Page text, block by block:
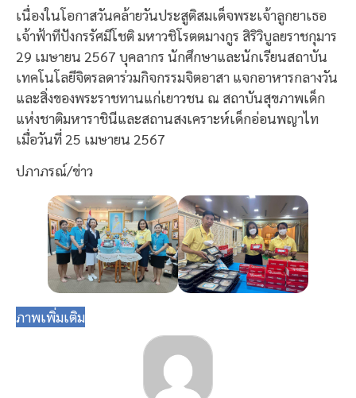
เนื่องในโอกาสวันคล้ายวันประสูติสมเด็จพระเจ้าลูกยาเธอ
เจ้าฟ้าทีปังกรรัศมีโชติ มหาวชิโรตตมางกูร สิริวิบูลยราชกุมาร
29 เมษายน 2567 บุคลากร นักศึกษาและนักเรียนสถาบัน
เทคโนโลยีจิตรลดาร่วมกิจกรรมจิตอาสา แจกอาหารกลางวัน
และสิ่งของพระราชทานแก่เยาวชน ณ สถาบันสุขภาพเด็ก
แห่งชาติมหาราชินีและสถานสงเคราะห์เด็กอ่อนพญาไท
เมื่อวันที่ 25 เมษายน 2567
ปภาภรณ์/ข่าว
ภาพเพิ่มเติม